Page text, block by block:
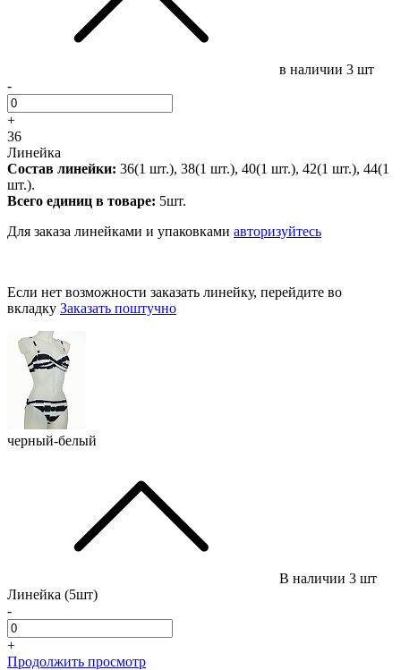
в наличии 3 шт
-
+
36
Линейка
Состав линейки: 36(1 шт.), 38(1 шт.), 40(1 шт.), 42(1 шт.), 44(1
шт.).
Всего единиц в товаре: 5шт.
Для заказа линейками и упаковками авторизуйтесь
Если нет возможности заказать линейку, перейдите во
вкладку Заказать поштучно
черный-белый
В наличии 3 шт
Линейка (5шт)
-
+
Продолжить просмотр